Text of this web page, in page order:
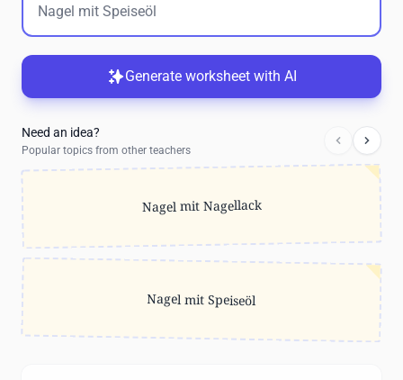
Generate worksheet with AI
Need an idea?
Popular topics from other teachers
Nagel mit Nagellack
Nagel mit Speiseöl